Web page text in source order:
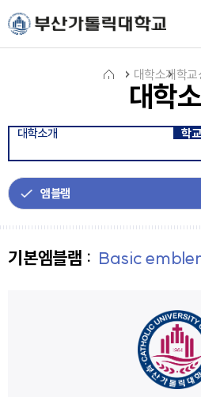
주메뉴로 가기
본문으로 가기
하단으로 가기
대학
이
콘
대학소개 학교
대학소개 학
기본엠블램 : Basic